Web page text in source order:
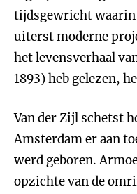
tijdsgewricht waarin
uiterst moderne
het levensverhaal
1893) heb gelezen,
Van der Zijl schetst
Amsterdam er aan
werd geboren.
opzichte van de